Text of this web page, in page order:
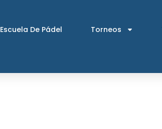
Escuela De Pádel Torneos